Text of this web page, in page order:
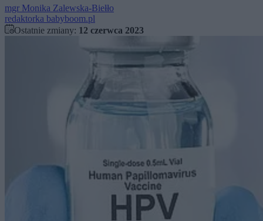
mgr Monika Zalewska-Biełło
redaktorka babyboom.pl
Ostatnie zmiany: 12 czerwca 2023